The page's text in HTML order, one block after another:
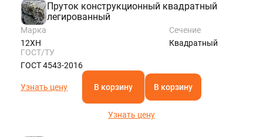
Пруток конструкционный квадратный
легированный
Марка
12ХН
Сечение
Квадратный
ГОСТ/ТУ
ГОСТ 4543-2016
Узнать цену В корзину В корзину
Узнать цену